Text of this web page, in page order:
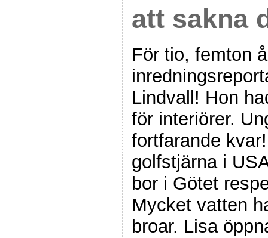
att sakna
För tio, femton
Lindvall! Hon
för interiörer.
fortfarande
golfstjärna i
bor i Götet
Mycket vatten
broar. Lisa